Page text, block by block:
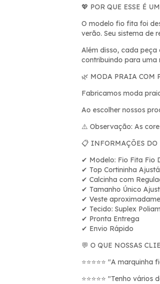
💖 POR QUE ESSE É
O modelo fio fita foi
verão. Seu sistema de
Além disso, cada
contribuindo para uma
🌿 MODA PRAIA COM
Fabricamos moda
Ao escolher nossos
⚠️ Observação: As
📋 INFORMAÇÕES DO
✔ Modelo: Fio Fita Fio
✔ Top Cortininha Ajustá
✔ Calcinha com
✔ Tamanho Único Ajust
✔ Veste
✔ Tecido: Suplex
✔ Pronta Entrega
✔ Envio Rápido
💬 O QUE NOSSAS
⭐⭐⭐⭐⭐ "A marquinha
⭐⭐⭐⭐⭐ "Tenho vários